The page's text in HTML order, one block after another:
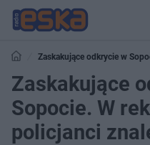
Zaskakujące odkrycie w
chomika
Zaskakujące
Sopocie. W
policjanci